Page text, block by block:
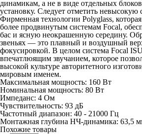
динамикам, а не в виде отдельных
установку. Следует отметить невысокую
Фирменная технологии Polyglass,
более продвинутым системам Focal,
бас и ясную неокрашенную середину.
звеньях — это плавный и воздушный
фокусировкой. В целом система Focal
впечатлюящим звучанием, которое
высокой культуре авторитетного
мировым именем.
Максимальная мощность: 160 Вт
Номинальная мощность: 80 Вт
Импеданс: 4 Ом
Чувствительность: 93 дБ
Частотный диапазон: 40 - 21000 Гц
Монтажная глубина НЧ-динамика: 63,5
Похожие товары